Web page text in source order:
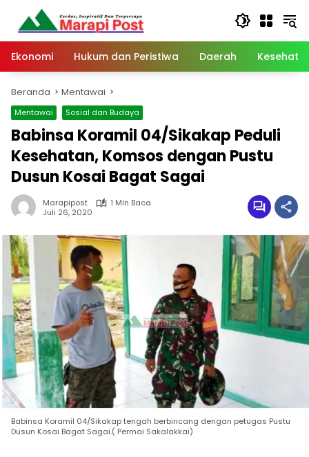
Langsung
konten
Ekonomi
Hukum dan Peristiwa Daerah
Beranda Mentawai
Mentawai Sosial dan Budaya
Babinsa Koramil 04/Sikakap Peduli
Kesehatan, Komsos dengan Pustu
Dusun Kosai Bagat Sagai
Marapipost
1 Min Baca
Juli 26, 2020
Babinsa Koramil 04/Sikakap tengah berbincang dengan petugas Pustu
Dusun Kosai Bagat Sagai.( Permai Sakalakkai)